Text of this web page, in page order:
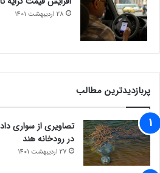
28 اردیبهشت 1401
پربازدیدترین مطالب
تصاویری از سواری
در رودخانه هند
27 اردیبهشت 1401